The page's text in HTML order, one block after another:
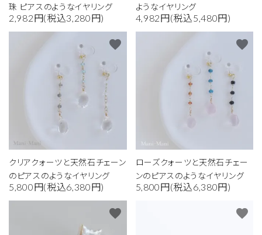
珠 ピアスのようなイヤリング
2,982円(税込3,280円)
ようなイヤリング
4,982円(税込5,480円)
クリアクォーツと天然石チェーン
のピアスのようなイヤリング
5,800円(税込6,380円)
favorite
ローズクォーツと天然石チェー
ンのピアスのようなイヤリング
5,800円(税込6,380円)
favorite
favorite favorite